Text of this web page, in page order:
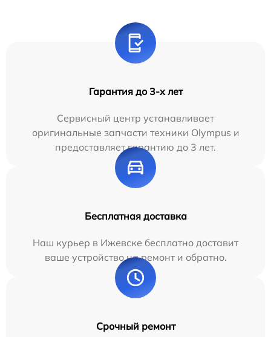
Гарантия до 3-х лет
Сервисный центр устанавливает
оригинальные запчасти техники Olympus и
предоставляет гарантию до 3 лет.
Бесплатная доставка
Наш курьер в Ижевске бесплатно доставит
ваше устройство на ремонт и обратно.
Срочный ремонт